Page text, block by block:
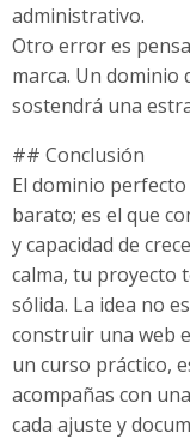
administrativo.
Otro error es
marca. Un dominio
sostendrá una
## Conclusión
El dominio
barato; es el que
y capacidad de
calma, tu proyecto
sólida. La idea no
construir una web
un curso práctico,
acompañas con
cada ajuste y